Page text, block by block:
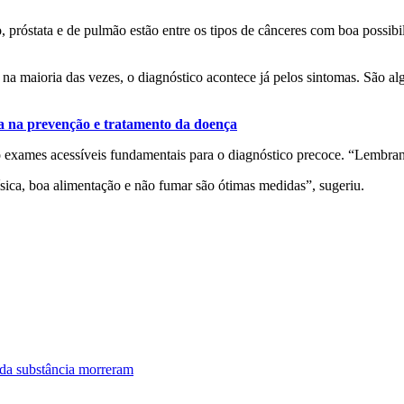
e de pulmão estão entre os tipos de cânceres com boa
maioria das vezes, o diagnóstico acontece já pelos sintomas. São
prevenção e tratamento da doença
acessíveis fundamentais para o diagnóstico precoce.
boa alimentação e não fumar são ótimas medidas”, sugeriu.
substância morreram